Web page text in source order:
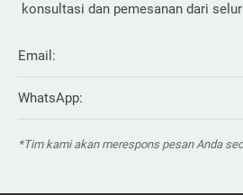
konsultasi dan pemesanan dari
Email:
WhatsApp:
*Tim kami akan merespons pesan Anda